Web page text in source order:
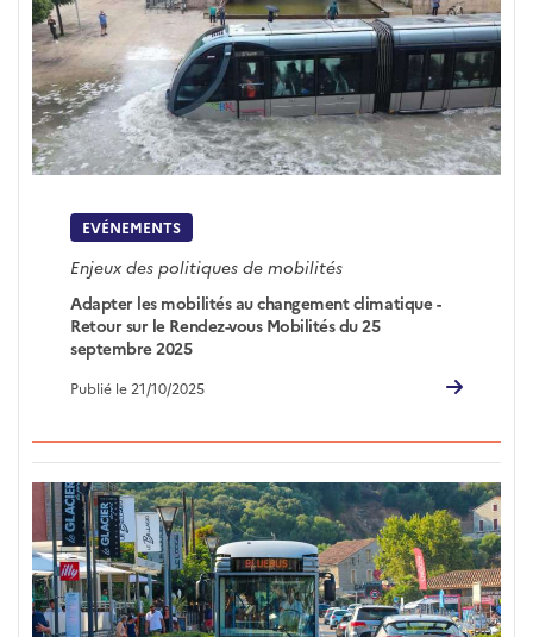
EVÉNEMENTS
Enjeux des politiques de mobilités
Adapter les mobilités au changement climatique -
Retour sur le Rendez-vous Mobilités du 25
septembre 2025
Publié le 21/10/2025